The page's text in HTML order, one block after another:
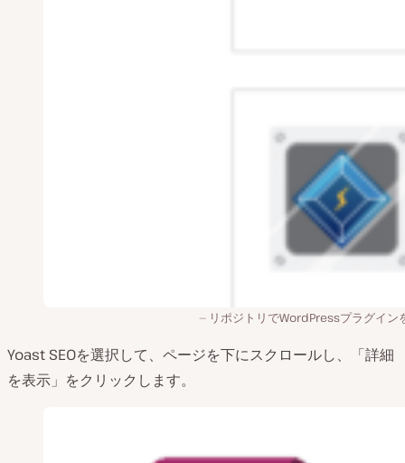
リポジトリでWordPressプラグイン
Yoast SEOを選択して、ページを下にスクロールし、「詳細
を表示」をクリックします。